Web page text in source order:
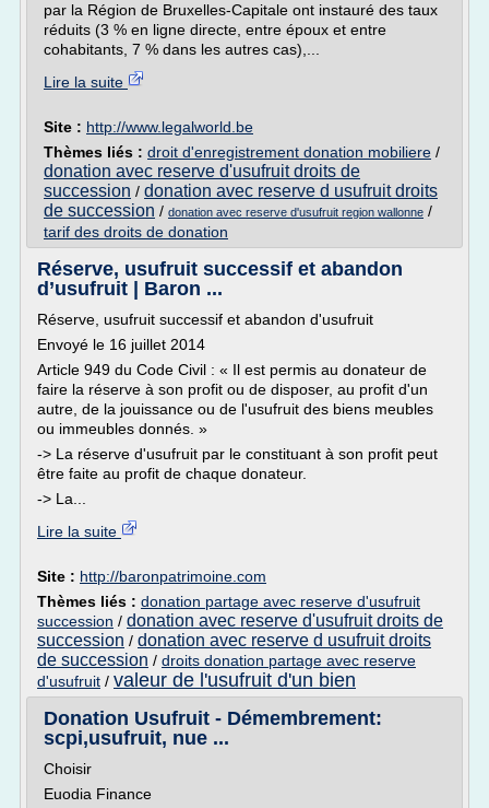
par la Région de Bruxelles-Capitale ont instauré des taux
réduits (3 % en ligne directe, entre époux et entre
cohabitants, 7 % dans les autres cas),...
Lire la suite
Site : http://www.legalworld.be
Thèmes liés : droit d'enregistrement donation mobiliere /
donation avec reserve d'usufruit droits de
succession / donation avec reserve d usufruit droits
de succession / donation avec reserve d'usufruit region wallonne /
tarif des droits de donation
Réserve, usufruit successif et abandon
d’usufruit | Baron ...
Réserve, usufruit successif et abandon d'usufruit
Envoyé le 16 juillet 2014
Article 949 du Code Civil : « Il est permis au donateur de
faire la réserve à son profit ou de disposer, au profit d'un
autre, de la jouissance ou de l'usufruit des biens meubles
ou immeubles donnés. »
-> La réserve d'usufruit par le constituant à son profit peut
être faite au profit de chaque donateur.
-> La...
Lire la suite
Site : http://baronpatrimoine.com
Thèmes liés : donation partage avec reserve d'usufruit
succession / donation avec reserve d'usufruit droits de
succession / donation avec reserve d usufruit droits
de succession / droits donation partage avec reserve
d'usufruit / valeur de l'usufruit d'un bien
Donation Usufruit - Démembrement:
scpi,usufruit, nue ...
Choisir
Euodia Finance